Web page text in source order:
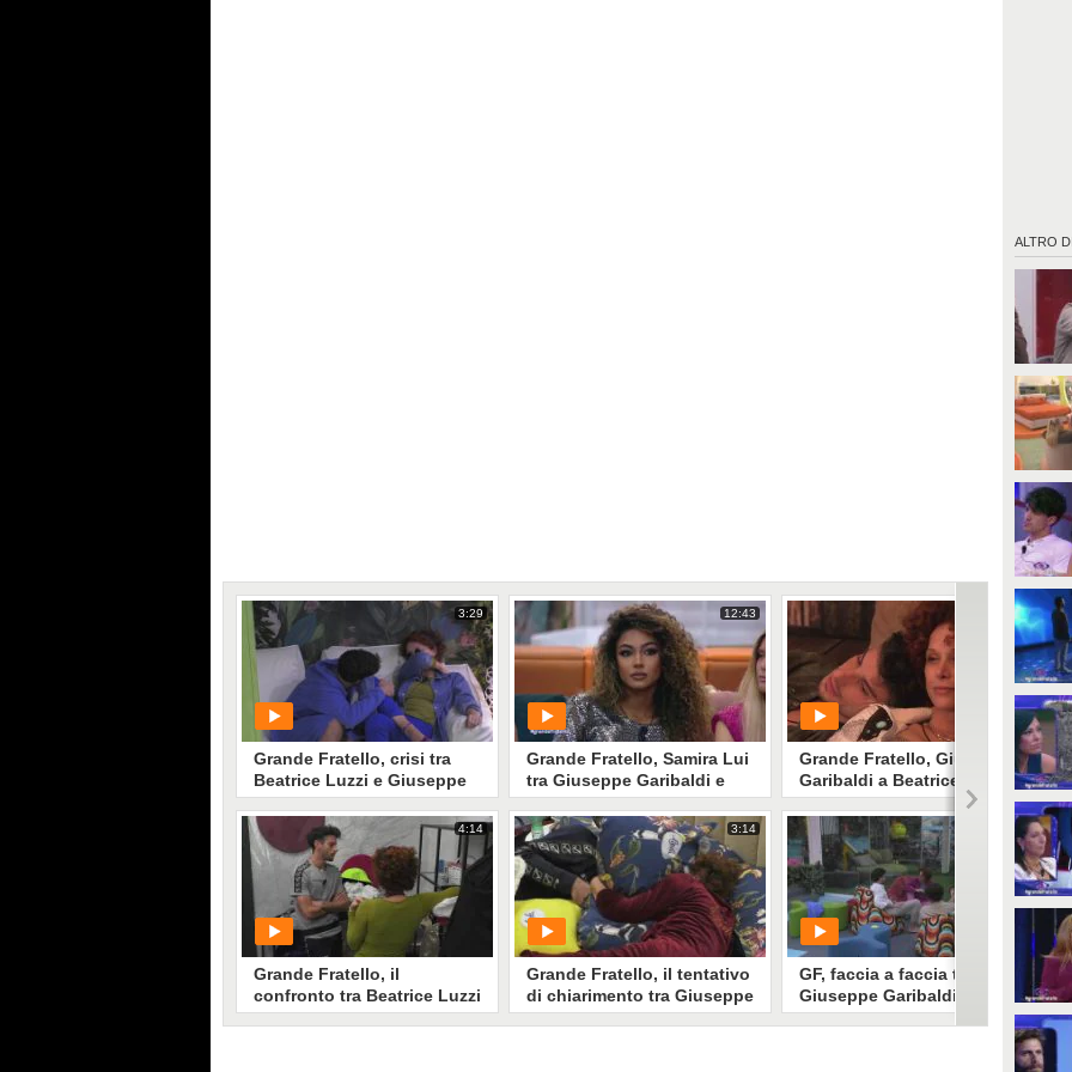
ALTRO DI
3:29
Grande Fratello, crisi tra
Beatrice Luzzi e Giuseppe
Garibaldi
PLAY
0• diMediaset
4:14
Grande Fratello, il
confronto tra Beatrice Luzzi
e Giuseppe Garibaldi
12:43
Grande Fratello, Samira Lui
tra Giuseppe Garibaldi e
Beatrice Luzzi
PLAY
1• di Mediaset
3:14
Grande Fratello, il tentativo
di chiarimento tra Giuseppe
Garibaldi e Beatrice Luzzi
7:54
Grande Fratello, Giuseppe
Garibaldi a Beatrice Luzzi:
"Quello che c'era nei tuoi
confronti era vero"
PLAY
1• diMediaset
4:52
GF, faccia a faccia tra
Giuseppe Garibaldi e
Beatrice Luzzi